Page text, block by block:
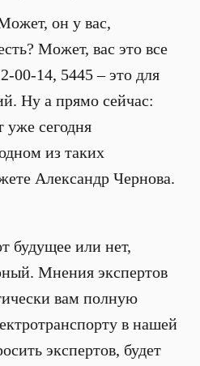
он у вас,
Может, вас это все
00-14, 5445 – это для
Ну а прямо сейчас:
уже сегодня
из таких
Александр Чернова.
будущее или нет,
Мнения экспертов
вам полную
в нашей
экспертов, будет